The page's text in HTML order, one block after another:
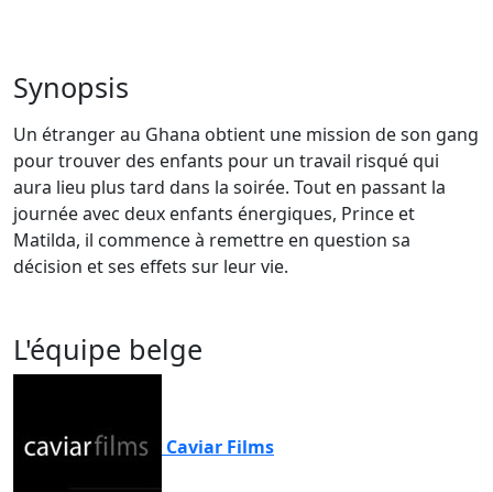
Synopsis
Un étranger au Ghana obtient une mission de son gang
pour trouver des enfants pour un travail risqué qui
aura lieu plus tard dans la soirée. Tout en passant la
journée avec deux enfants énergiques, Prince et
Matilda, il commence à remettre en question sa
décision et ses effets sur leur vie.
L'équipe belge
Caviar Films